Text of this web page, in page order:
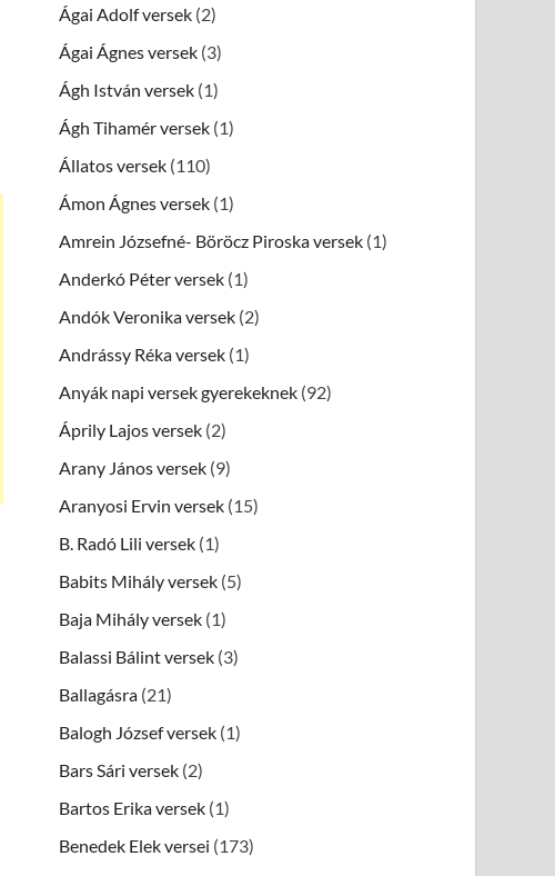
Ágai Adolf versek (2)
Ágai Ágnes versek (3)
Ágh István versek (1)
Ágh Tihamér versek (1)
Állatos versek (110)
Ámon Ágnes versek (1)
Amrein Józsefné- Böröcz Piroska versek (1)
Anderkó Péter versek (1)
Andók Veronika versek (2)
Andrássy Réka versek (1)
Anyák napi versek gyerekeknek (92)
Áprily Lajos versek (2)
Arany János versek (9)
Aranyosi Ervin versek (15)
B. Radó Lili versek (1)
Babits Mihály versek (5)
Baja Mihály versek (1)
Balassi Bálint versek (3)
Ballagásra (21)
Balogh József versek (1)
Bars Sári versek (2)
Bartos Erika versek (1)
Benedek Elek versei (173)